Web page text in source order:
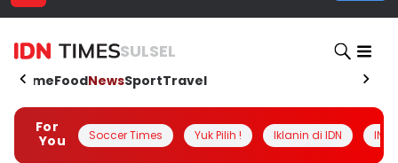
SULSEL
HomeFoodNewsSportTravel
For
You
Soccer Times Yuk Pilih ! Iklanin di IDN